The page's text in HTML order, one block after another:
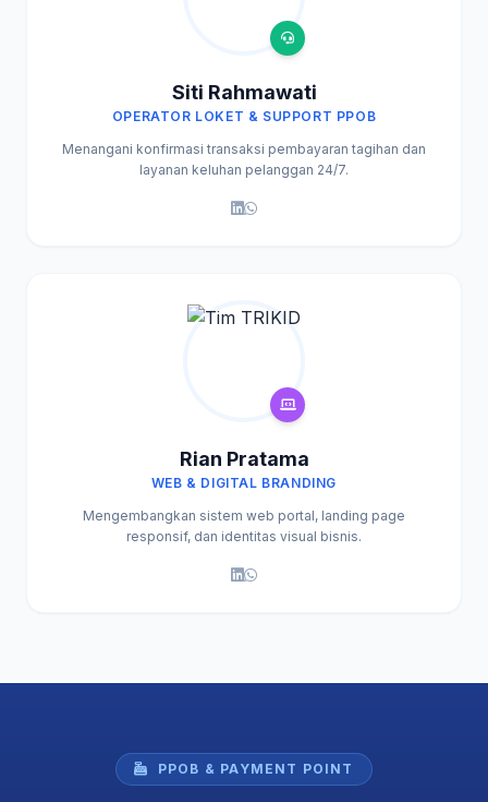
Siti Rahmawati
OPERATOR LOKET & SUPPORT PPOB
Menangani konfirmasi transaksi pembayaran tagihan dan
layanan keluhan pelanggan 24/7.
Rian Pratama
WEB & DIGITAL BRANDING
Mengembangkan sistem web portal, landing page
responsif, dan identitas visual bisnis.
PPOB & PAYMENT POINT